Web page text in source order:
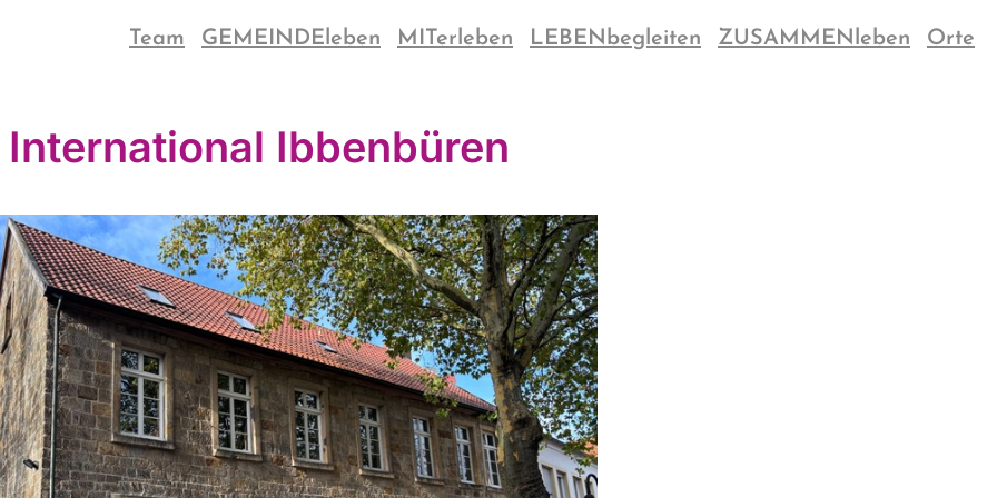
Team GEMEINDEleben MITerleben LEBENbegleiten ZUSAMMENleben Orte
Ibbenbüren